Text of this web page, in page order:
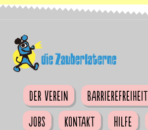
Der Verein Barrierefreiheit
Jobs
Kontakt Hilfe